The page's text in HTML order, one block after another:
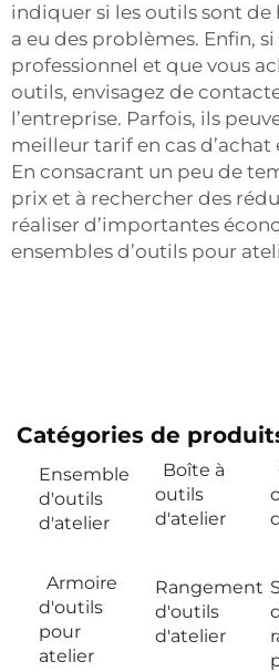
indiquer si les outils sont de
a eu des problèmes. Enfin,
professionnel et que vous
outils, envisagez de
l’entreprise. Parfois, ils
meilleur tarif en cas
En consacrant un peu de
prix et à rechercher des
réaliser d’importantes
ensembles d’outils pour
Catégories de
Ensemble
d'outils
d'atelier
Boîte à
outils
d'atelier
Armoire
d'outils
pour
atelier
Rangement
d'outils
d'atelier